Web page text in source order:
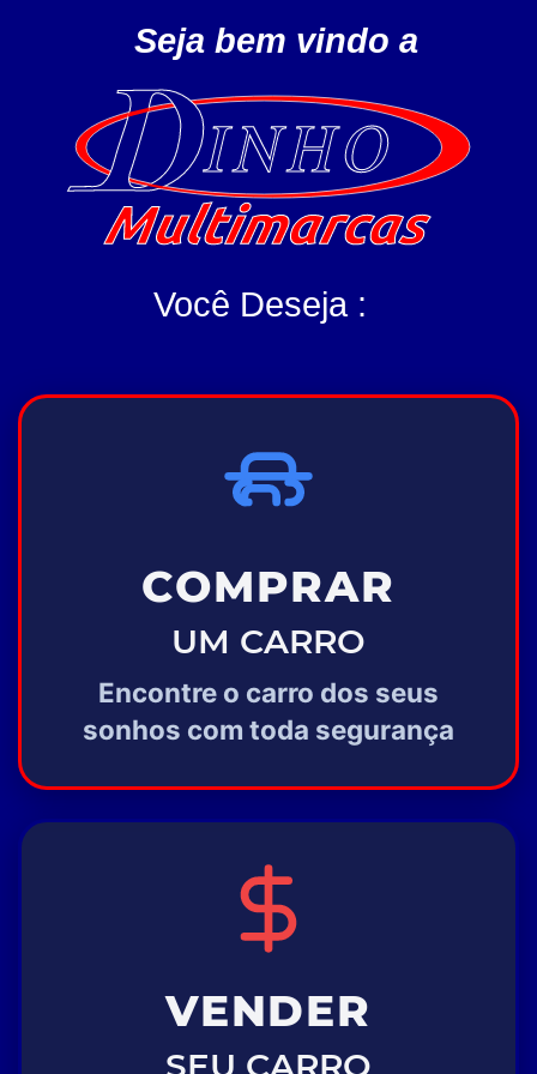
Seja bem vindo a
Você Deseja :
COMPRAR
UM CARRO
Encontre o carro dos seus
sonhos com toda segurança
VENDER